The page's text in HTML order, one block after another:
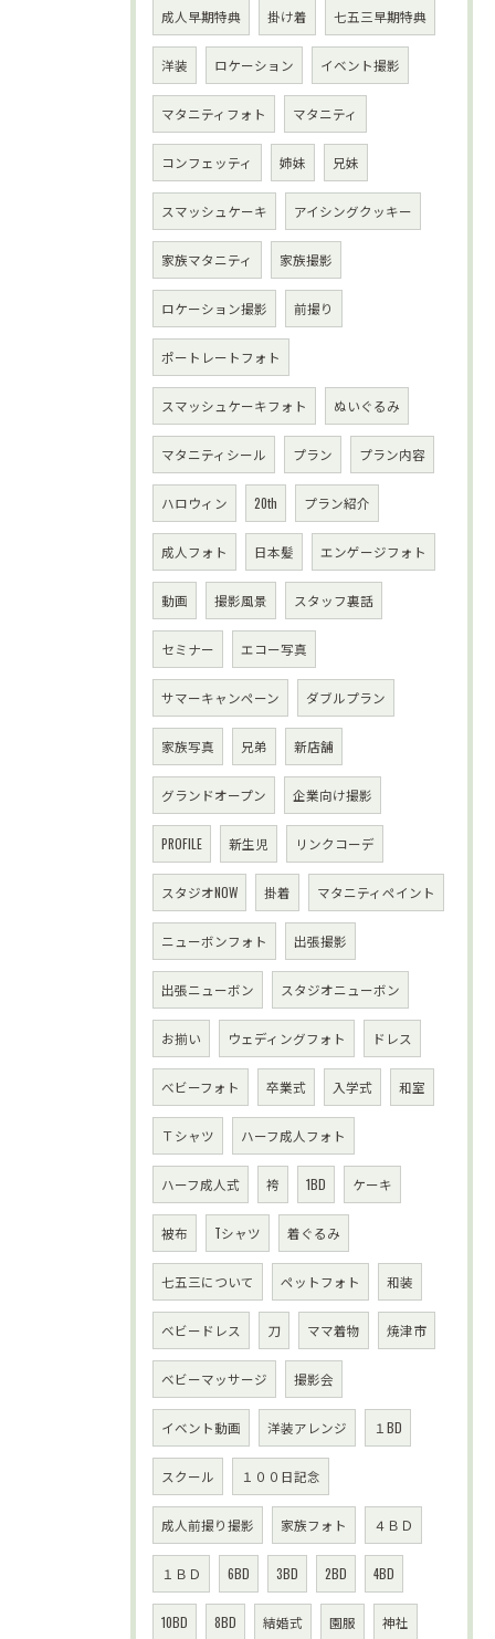
成人早期特典 掛け着 七五三早期特典
洋装 ロケーション イベント撮影
マタニティフォト マタニティ
コンフェッティ 姉妹 兄妹
スマッシュケーキ アイシングクッキー
家族マタニティ 家族撮影
ロケーション撮影 前撮り
ポートレートフォト
スマッシュケーキフォト ぬいぐるみ
マタニティシール プラン プラン内容
ハロウィン 20th プラン紹介
成人フォト 日本髪 エンゲージフォト
動画 撮影風景 スタッフ裏話
セミナー エコー写真
サマーキャンペーン ダブルプラン
家族写真 兄弟 新店舗
グランドオープン 企業向け撮影
PROFILE 新生児 リンクコーデ
スタジオNOW 掛着 マタニティペイント
ニューボンフォト 出張撮影
出張ニューボン スタジオニューボン
お揃い ウェディングフォト ドレス
べビーフォト 卒業式 入学式 和室
Ｔシャツ ハーフ成人フォト
ハーフ成人式 袴 1BD ケーキ
被布 Tシャツ 着ぐるみ
七五三について ペットフォト 和装
ベビードレス 刀 ママ着物 焼津市
ベビーマッサージ 撮影会
イベント動画 洋装アレンジ １BD
スクール １００日記念
成人前撮り撮影 家族フォト ４ＢＤ
１ＢＤ 6BD 3BD 2BD 4BD
10BD 8BD 結婚式 園服 神社